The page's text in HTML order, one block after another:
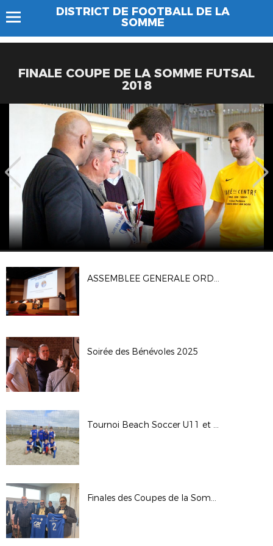
DISTRICT DE FOOTBALL DE LA
SOMME
FINALE COUPE DE LA SOMME FUTSAL
2018
ASSEMBLEE GENERALE ORDINAIRE DU DSF (04/10)
Soirée des Bénévoles 2025
Tournoi Beach Soccer U11 et U13
Finales des Coupes de la Somme Seniors 2025